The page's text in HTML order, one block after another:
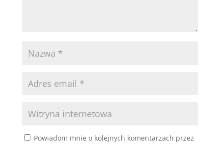
Powiadom mnie o kolejnych komentarzach przez